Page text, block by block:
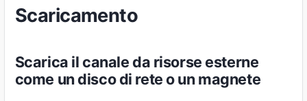
Scaricamento
Scarica il canale da risorse esterne
come un disco di rete o un magnete